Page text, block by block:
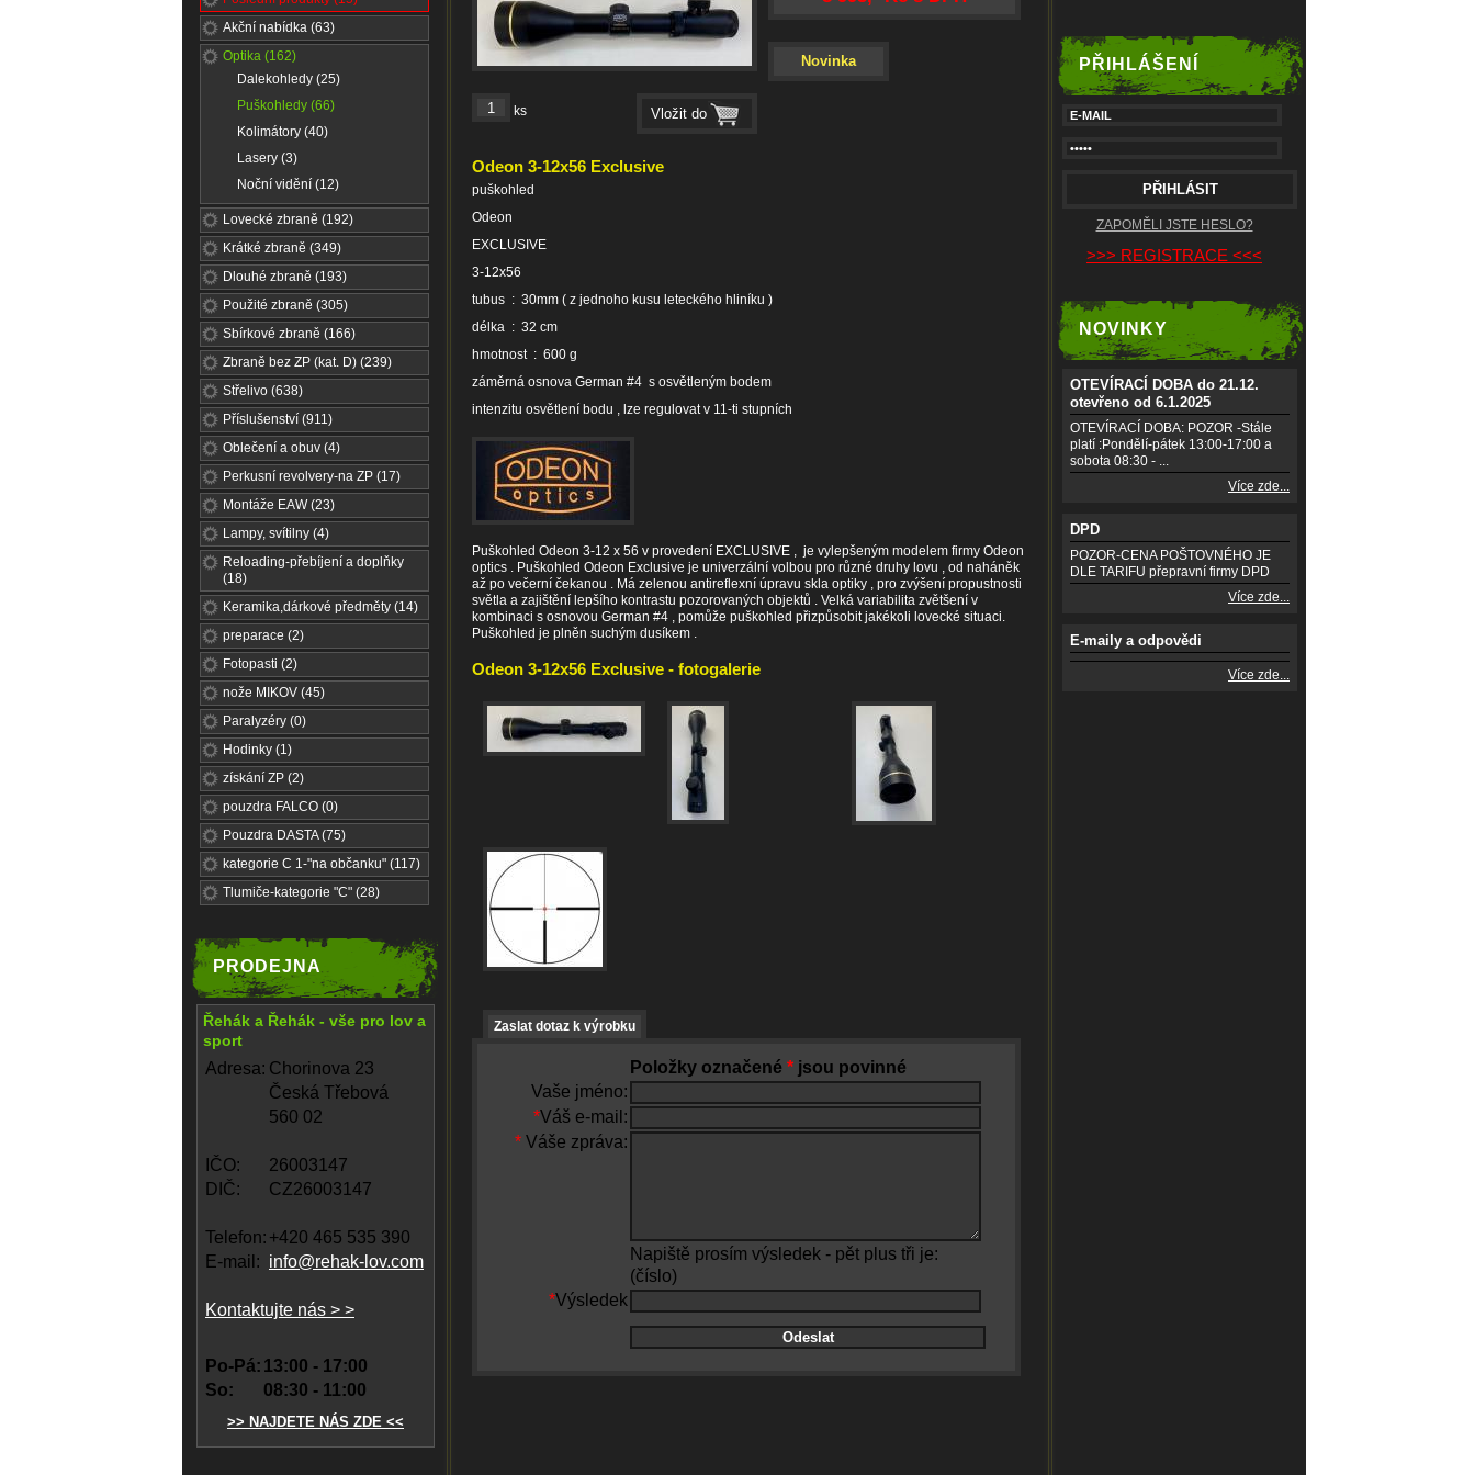
Akční nabídka (63)
Optika (162)
Dalekohledy (25)
Puškohledy (66)
Kolimátory (40)
Lasery (3)
Noční vidění (12)
Lovecké zbraně (192)
Krátké zbraně (349)
Dlouhé zbraně (193)
Použité zbraně (305)
Sbírkové zbraně (166)
Zbraně bez ZP (kat. D) (239)
Střelivo (638)
Příslušenství (911)
Oblečení a obuv (4)
Perkusní revolvery-na ZP (17)
Montáže EAW (23)
Lampy, svítilny (4)
Reloading-přebíjení a doplňky
(18)
Keramika,dárkové předměty (14)
preparace (2)
Fotopasti (2)
nože MIKOV (45)
Paralyzéry (0)
Hodinky (1)
získání ZP (2)
pouzdra FALCO (0)
Pouzdra DASTA (75)
kategorie C 1-"na občanku" (117)
Tlumiče-kategorie "C" (28)
PRODEJNA
Řehák a Řehák - vše pro lov a
sport
Adresa: Chorinova 23
Česká Třebová
560 02
IČO:
26003147
DIČ:
CZ26003147
Telefon: +420 465 535 390
E-mail: info@rehak-lov.com
Kontaktujte nás > >
Po-Pá: 13:00 - 17:00
So:
08:30 - 11:00
>> NAJDETE NÁS ZDE <<
ks
Novinka
Odeon 3-12x56 Exclusive
puškohled
Odeon
EXCLUSIVE
3-12x56
tubus : 30mm ( z jednoho kusu leteckého hliníku )
délka : 32 cm
hmotnost : 600 g
záměrná osnova German #4 s osvětleným bodem
intenzitu osvětlení bodu , lze regulovat v 11-ti stupních
Puškohled Odeon 3-12 x 56 v provedení EXCLUSIVE , je vylepšeným modelem firmy Odeon
optics . Puškohled Odeon Exclusive je univerzální volbou pro různé druhy lovu , od naháněk
až po večerní čekanou . Má zelenou antireflexní úpravu skla optiky , pro zvýšení propustnosti
světla a zajištění lepšího kontrastu pozorovaných objektů . Velká variabilita zvětšení v
kombinaci s osnovou German #4 , pomůže puškohled přizpůsobit jakékoli lovecké situaci.
Puškohled je plněn suchým dusíkem .
Odeon 3-12x56 Exclusive - fotogalerie
Zaslat dotaz k výrobku
Položky označené * jsou povinné
Vaše jméno:
*Váš e-mail:
* Váše zpráva:
Napiště prosím výsledek - pět plus tři je:
(číslo)
*Výsledek
PŘIHLÁŠENÍ
ZAPOMĚLI JSTE HESLO?
>>> REGISTRACE <<<
NOVINKY
OTEVÍRACÍ DOBA do 21.12.
otevřeno od 6.1.2025
OTEVÍRACÍ DOBA: POZOR -Stále
platí :Pondělí-pátek 13:00-17:00 a
sobota 08:30 - ...
Více zde...
DPD
POZOR-CENA POŠTOVNÉHO JE
DLE TARIFU přepravní firmy DPD
Více zde...
E-maily a odpovědi
Více zde...